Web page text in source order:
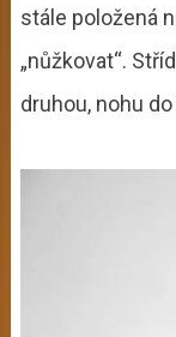
stále položená
„nůžkovat“.
druhou, nohu